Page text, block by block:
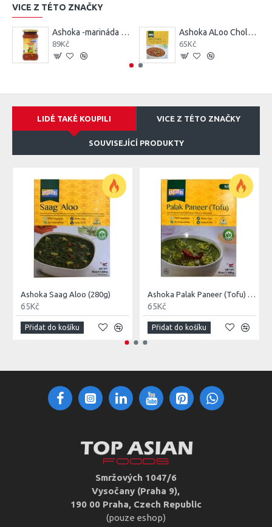
VICE Z TÉTO ZNAČKY
Ashoka -marináda mix v olivovém oleji 300g
89Kč
Ashoka ALoo Choley (280g)
65Kč
LIDÉ TAKÉ KOUPILI VICE Z TÉTO ZNAČKY
SOUVISEJÍCÍ PRODUKTY
Ashoka Saag Aloo (280g)
65Kč
Přidat do košíku
Ashoka Palak Paneer (Tofu) (280g)
65Kč
Přidat do košíku
Smržových 1047/6
Vysočany (Praha 9),
190 00 Praha, Czech Republic
(pouze eshop)